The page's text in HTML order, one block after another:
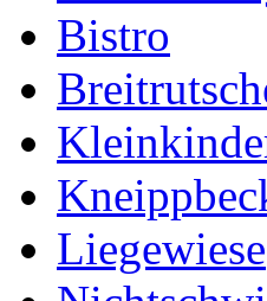
Bistro
Liegewiese